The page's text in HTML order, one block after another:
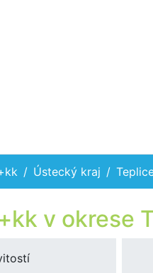
Ústecký kraj
v okrese